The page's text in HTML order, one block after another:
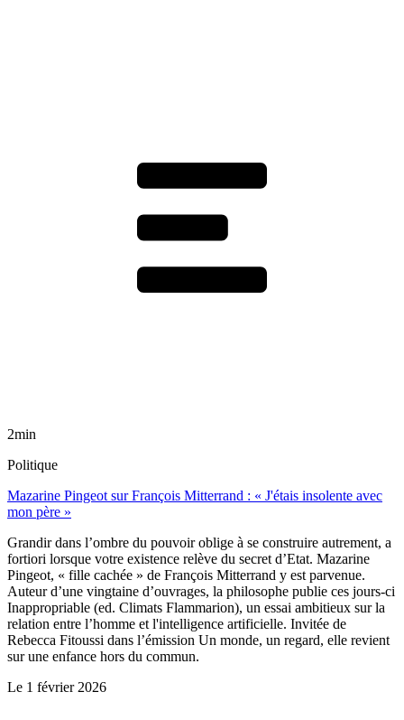
2min
Politique
Mazarine Pingeot sur François Mitterrand : « J'étais insolente avec
mon père »
Grandir dans l’ombre du pouvoir oblige à se construire autrement, a
fortiori lorsque votre existence relève du secret d’Etat. Mazarine
Pingeot, « fille cachée » de François Mitterrand y est parvenue.
Auteur d’une vingtaine d’ouvrages, la philosophe publie ces jours-ci
Inappropriable (ed. Climats Flammarion), un essai ambitieux sur la
relation entre l’homme et l'intelligence artificielle. Invitée de
Rebecca Fitoussi dans l’émission Un monde, un regard, elle revient
sur une enfance hors du commun.
Le 1 février 2026